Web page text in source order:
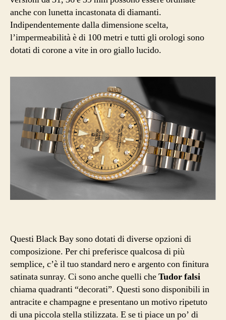
anche con lunetta incastonata di diamanti.
Indipendentemente dalla dimensione scelta,
l’impermeabilità è di 100 metri e tutti gli orologi sono
dotati di corone a vite in oro giallo lucido.
Questi Black Bay sono dotati di diverse opzioni di
composizione. Per chi preferisce qualcosa di più
semplice, c’è il tuo standard nero e argento con finitura
satinata sunray. Ci sono anche quelli cheTudor falsi
chiama quadranti “decorati”. Questi sono disponibili in
antracite e champagne e presentano un motivo ripetuto
di una piccola stella stilizzata. E se ti piace un po’ di